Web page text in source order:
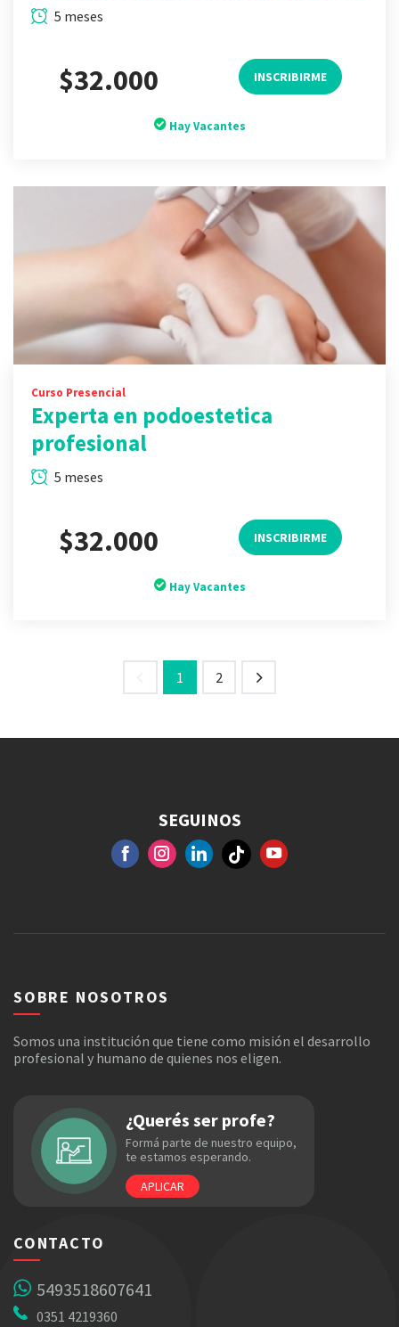
5 meses
$32.000 INSCRIBIRME
Hay Vacantes
Curso Presencial
Experta en podoestetica
profesional
5 meses
$32.000 INSCRIBIRME
Hay Vacantes
Anterior
1
2
Siguiente
SEGUINOS
FACEBOOKGOOGLE+INSTAGRAM YOUTUBE
SOBRE NOSOTROS
Somos una institución que tiene como misión el desarrollo
profesional y humano de quienes nos eligen.
¿Querés ser profe?
Formá parte de nuestro equipo,
te estamos esperando.
APLICAR
CONTACTO
5493518607641
0351 4219360